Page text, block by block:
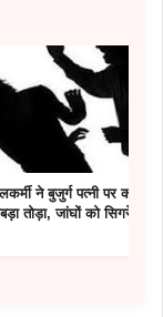
ने बुजुर्ग पत्नी पर की
तोड़ा, जांघों को सिगरेट से